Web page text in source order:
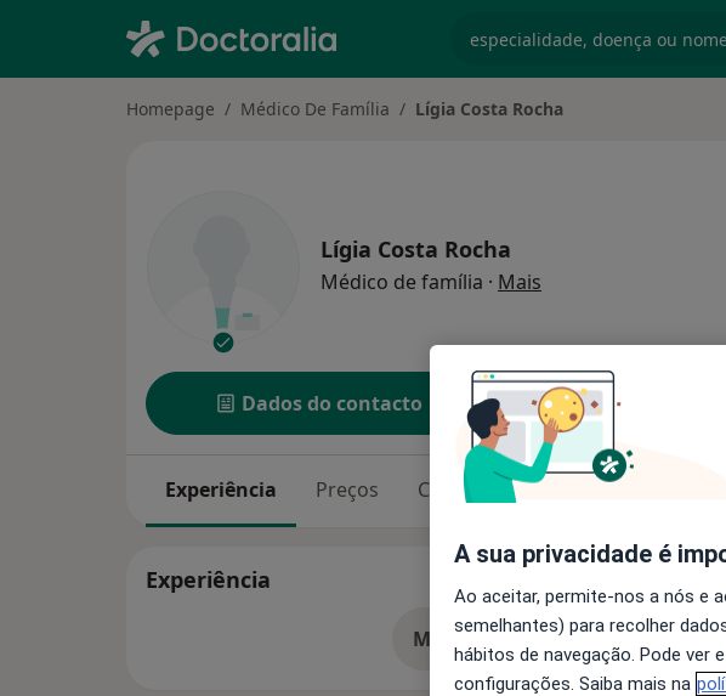
Homepage Médico De Família Lígia Costa Rocha
Lígia Costa Rocha
Médico de família · Mais
Dados do contacto Solicite um
Experiência Preços Consultórios Opiniões
Experiência
Mostrar mais detalhes
sobre a experiência
A sua privacidade é
Ao aceitar, permite-nos a nós e
semelhantes) para recolher
hábitos de navegação. Pode ver
configurações. Saiba mais na